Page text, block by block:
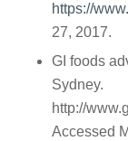
https://
27, 2017.
GI foods
Sydney.
http://
Accessed